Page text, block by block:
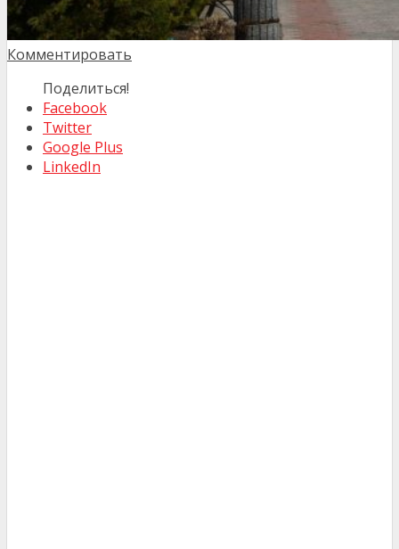
Комментировать
Поделиться!
Facebook
Twitter
Google Plus
LinkedIn